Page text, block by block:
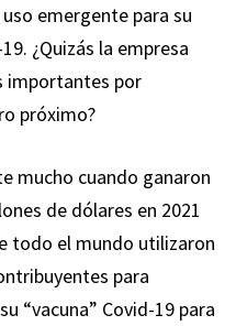
emergente para su
¿Quizás la empresa
importantes por
próximo?
mucho cuando ganaron
de dólares en 2021
todo el mundo utilizaron
para
“vacuna” Covid-19 para